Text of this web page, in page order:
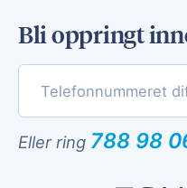
Bli oppringt
Eller ring 788 98